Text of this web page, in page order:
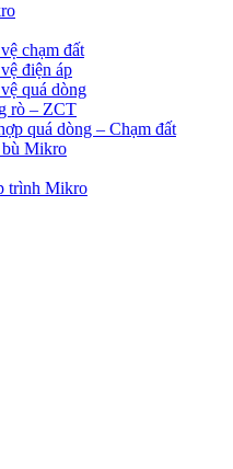
chạm đất
điện áp
quá dòng
rò – ZCT
quá dòng – Chạm đất
bù Mikro
trình Mikro